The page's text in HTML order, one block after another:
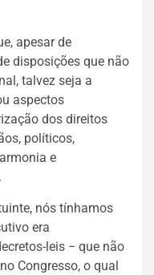
apesar de
disposições que não
talvez seja a
aspectos
dos direitos
políticos,
e
nós tínhamos
era
leis − que não
Congresso, o qual